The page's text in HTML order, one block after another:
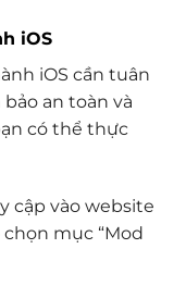
iOS
iOS cần tuân
an toàn và
có thể thực
cập vào website
mục “Mod